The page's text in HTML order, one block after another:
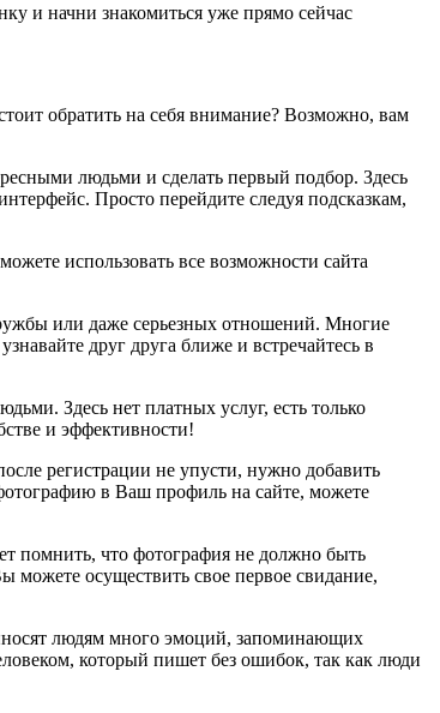
и начни знакомиться уже прямо сейчас
обратить на себя внимание? Возможно, вам
людьми и сделать первый подбор. Здесь
Просто перейдите следуя подсказкам,
использовать все возможности сайта
или даже серьезных отношений. Многие
друг друга ближе и встречайтесь в
Здесь нет платных услуг, есть только
и эффективности!
регистрации не упусти, нужно добавить
в Ваш профиль на сайте, можете
помнить, что фотография не должно быть
осуществить свое первое свидание,
людям много эмоций, запоминающих
который пишет без ошибок, так как люди